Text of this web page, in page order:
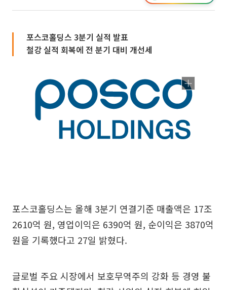
포스코홀딩스 3분기 실적 발표
철강 실적 회복에 전 분기 대비 개선세
포스코홀딩스는 올해 3분기 연결기준 매출액은 17조
2610억 원, 영업이익은 6390억 원, 순이익은 3870억
원을 기록했다고 27일 밝혔다.
글로벌 주요 시장에서 보호무역주의 강화 등 경영 불